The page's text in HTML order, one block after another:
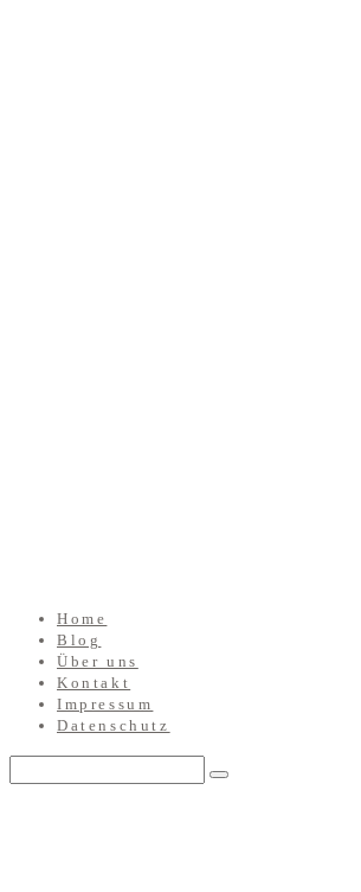
Home
Blog
Über uns
Kontakt
Impressum
Datenschutz